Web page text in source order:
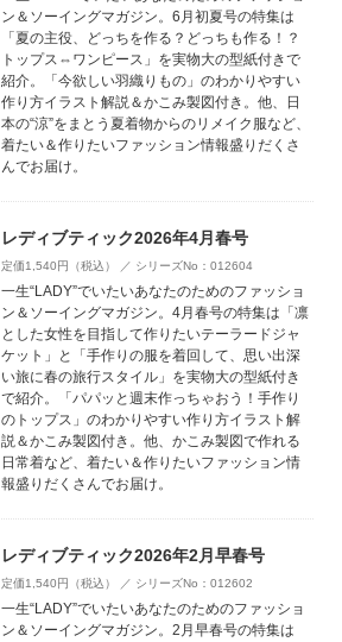
ン＆ソーイングマガジン。6月初夏号の特集は
「夏の主役、どっちを作る？どっちも作る！？
トップス⇔ワンピース」を実物大の型紙付きで
紹介。「今欲しい羽織りもの」のわかりやすい
作り方イラスト解説＆かこみ製図付き。他、日
本の“涼”をまとう夏着物からのリメイク服など、
着たい＆作りたいファッション情報盛りだくさ
んでお届け。
レディブティック2026年4月春号
定価1,540円（税込） ／ シリーズNo：012604
一生“LADY”でいたいあなたのためのファッショ
ン＆ソーイングマガジン。4月春号の特集は「凛
とした女性を目指して作りたいテーラードジャ
ケット」と「手作りの服を着回して、思い出深
い旅に春の旅行スタイル」を実物大の型紙付き
で紹介。「パパッと週末作っちゃおう！手作り
のトップス」のわかりやすい作り方イラスト解
説＆かこみ製図付き。他、かこみ製図で作れる
日常着など、着たい＆作りたいファッション情
報盛りだくさんでお届け。
レディブティック2026年2月早春号
定価1,540円（税込） ／ シリーズNo：012602
一生“LADY”でいたいあなたのためのファッショ
ン＆ソーイングマガジン。2月早春号の特集は